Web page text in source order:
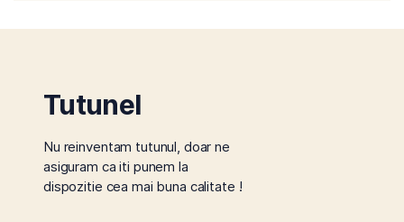
Tutunel
Nu reinventam tutunul, doar ne
asiguram ca iti punem la
dispozitie cea mai buna calitate !